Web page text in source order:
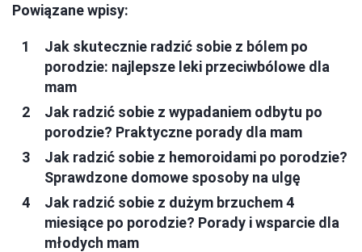
Powiązane wpisy:
Jak skutecznie radzić sobie z bólem po
porodzie: najlepsze leki przeciwbólowe dla
mam
Jak radzić sobie z wypadaniem odbytu po
porodzie? Praktyczne porady dla mam
Jak radzić sobie z hemoroidami po porodzie?
Sprawdzone domowe sposoby na ulgę
Jak radzić sobie z dużym brzuchem 4
miesiące po porodzie? Porady i wsparcie dla
młodych mam